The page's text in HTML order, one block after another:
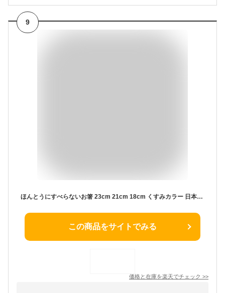
9
ほんとうにすべらないお箸 23cm 21cm 18cm くすみカラー 日本製 食洗機対応 特許取得 掴みやすい すべらない 木製 箸 はし カトラリー 本当に 滑らない お箸 可愛い かわいい おしゃれ 藤栄 FUJIEI(代引不可)【メール便配送】【送料無料】
この商品をサイトでみる
価格と在庫を楽天でチェック >>